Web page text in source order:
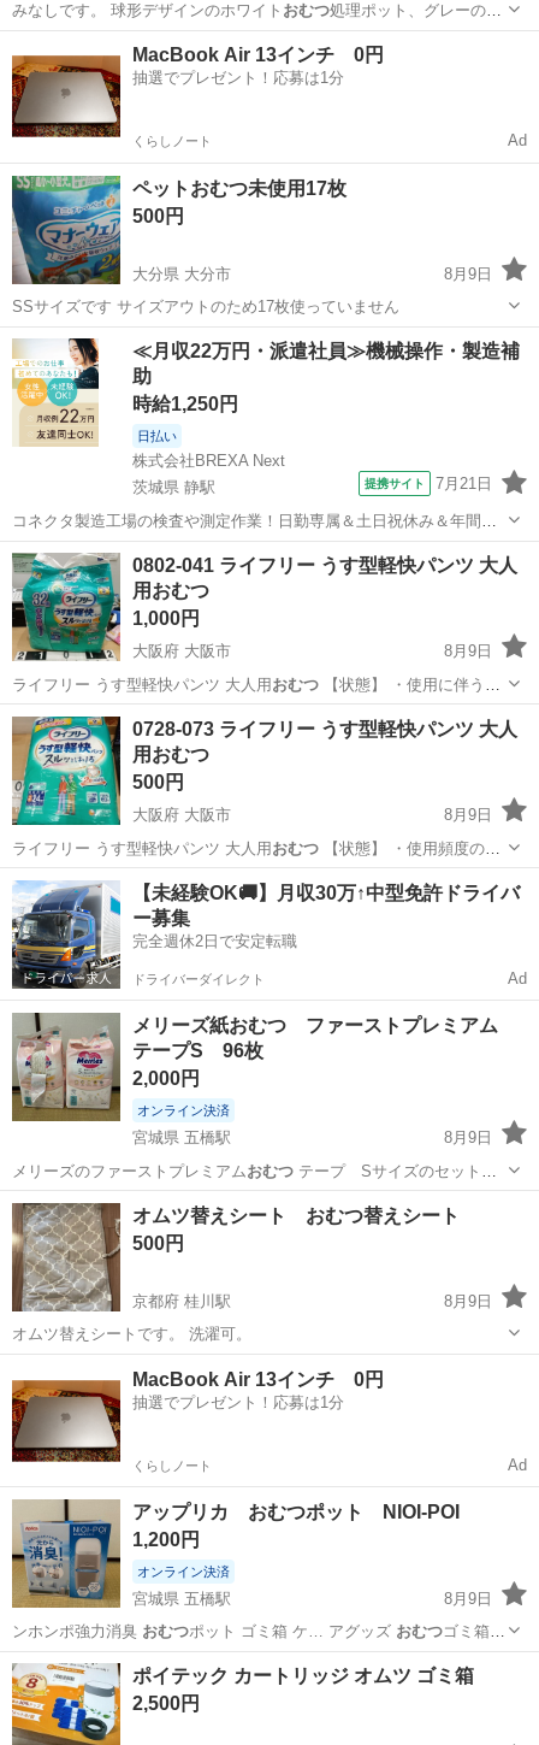
みなしです。 球形デザインのホワイト おむつ処理ポット、グレーの内
側付き。 上…松戸市 東松戸駅 ベビー用品 ポット
MacBook Air 13インチ 0円
抽選でプレゼント！応募は1分
くらしノート Ad
ペットおむつ未使用17枚
500円
大分県 大分市
8月9日
SSサイズです サイズアウトのため17枚使っていません
大分 大分市 その他
≪月収22万円・派遣社員≫機械操作・製造補
助
時給1,250円
日払い
株式会社BREXA Next
茨城県 静駅
提携サイト 7月21日
コネクタ製造工場の検査や測定作業！日勤専属＆土日祝休み＆年間休
日128日★クリーンルーム内作業★マイカー通勤OK＆無料駐車場あり
★就業先食堂利用可！日払い制度あり！《茨城県常陸大宮市》 人気の
工場のお仕事 ◇コネクタ製造工...
茨城 常陸大宮市 その他
0802-041 ライフリー うす型軽快パンツ 大人
用おむつ
1,000円
大阪府 大阪市
8月9日
ライフリー うす型軽快パンツ 大人用 おむつ【状態】 ・使用に伴う
多…
大阪 大阪市 大人用
0728-073 ライフリー うす型軽快パンツ 大人
用おむつ
500円
大阪府 大阪市
8月9日
ライフリー うす型軽快パンツ 大人用おむつ【状態】 ・使用頻度の
少…
大阪 大阪市 家庭用品 大人用
【未経験OK🚚】月収30万↑中型免許ドライバ
ー募集
完全週休2日で安定転職
ドライバーダイレクト Ad
メリーズ紙おむつ ファーストプレミアム
テープS 96枚
2,000円
オンライン決済
宮城県 五橋駅
8月9日
メリーズのファーストプレミアム おむつテープ Sサイズのセットで
す。 サイ…
宮城 仙台市 五橋駅 ベビー用品
オムツ替えシート おむつ替えシート
500円
京都府 桂川駅
8月9日
オムツ替えシートです。 洗濯可。
ベビー用品 シート
MacBook Air 13インチ 0円
抽選でプレゼント！応募は1分
くらしノート Ad
アップリカ おむつポット NIOI-POI
1,200円
オンライン決済
宮城県 五橋駅
8月9日
ンホンポ強力消臭 おむつポット ゴミ箱 ケ… アグッズ おむつゴミ箱
臭わない …
宮城 仙台市 五橋駅 ベビー用品
ポイテック カートリッジ オムツ ゴミ箱
2,500円